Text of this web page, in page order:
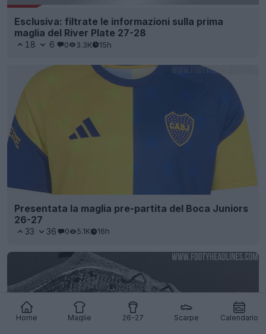
Home Maglie 26-27 Scarpe Calendario
Esclusiva: filtrate le informazioni sulla prima
maglia del River Plate 27-28
18 6 0 3.3K 15h
Presentata la maglia pre-partita del Boca Juniors
26-27
33 36 0 5.1K 16h